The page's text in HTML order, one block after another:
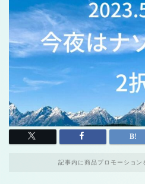
記事内に商品プロモーション